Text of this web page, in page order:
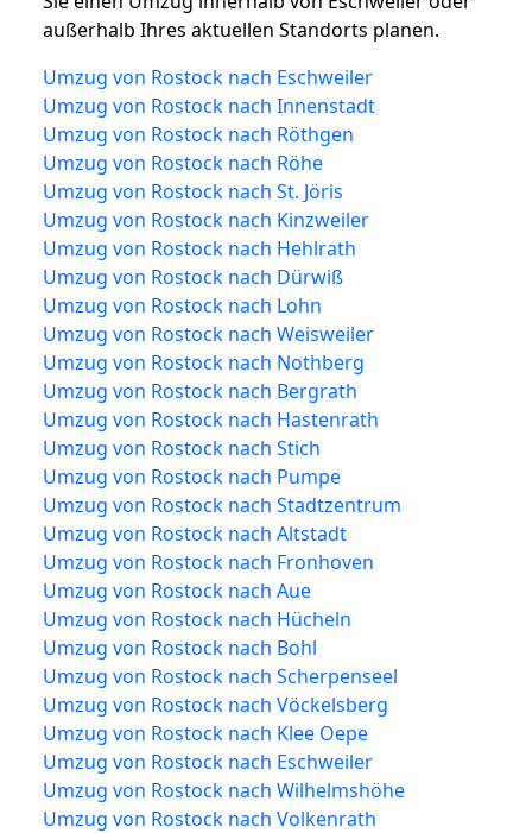
außerhalb Ihres aktuellen Standorts planen.
Umzug von Rostock nach Eschweiler
Umzug von Rostock nach Innenstadt
Umzug von Rostock nach Röthgen
Umzug von Rostock nach Röhe
Umzug von Rostock nach St. Jöris
Umzug von Rostock nach Kinzweiler
Umzug von Rostock nach Hehlrath
Umzug von Rostock nach Dürwiß
Umzug von Rostock nach Lohn
Umzug von Rostock nach Weisweiler
Umzug von Rostock nach Nothberg
Umzug von Rostock nach Bergrath
Umzug von Rostock nach Hastenrath
Umzug von Rostock nach Stich
Umzug von Rostock nach Pumpe
Umzug von Rostock nach Stadtzentrum
Umzug von Rostock nach Altstadt
Umzug von Rostock nach Fronhoven
Umzug von Rostock nach Aue
Umzug von Rostock nach Hücheln
Umzug von Rostock nach Bohl
Umzug von Rostock nach Scherpenseel
Umzug von Rostock nach Vöckelsberg
Umzug von Rostock nach Klee Oepe
Umzug von Rostock nach Eschweiler
Umzug von Rostock nach Wilhelmshöhe
Umzug von Rostock nach Volkenrath